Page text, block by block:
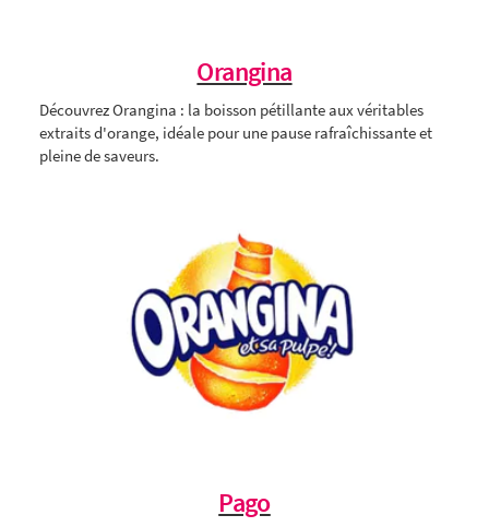
Orangina
Découvrez Orangina : la boisson pétillante aux véritables
extraits d'orange, idéale pour une pause rafraîchissante et
pleine de saveurs.
Pago